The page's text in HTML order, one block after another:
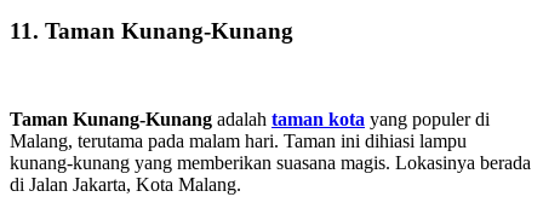
11. Taman Kunang-Kunang
Taman Kunang-Kunang adalah taman kota yang populer di
Malang, terutama pada malam hari. Taman ini dihiasi lampu
kunang-kunang yang memberikan suasana magis. Lokasinya berada
di Jalan Jakarta, Kota Malang.